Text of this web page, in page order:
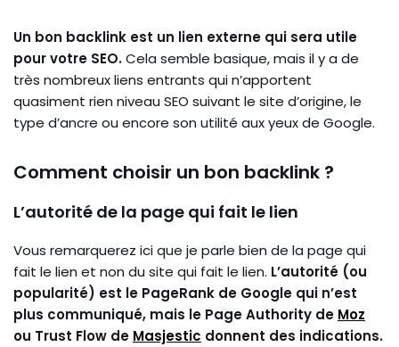
Un bon backlink est un lien externe qui sera utile
pour votre SEO.Cela semble basique, mais il y a de
très nombreux liens entrants qui n’apportent
quasiment rien niveau SEO suivant le site d’origine, le
type d’ancre ou encore son utilité aux yeux de Google.
Comment choisir un bon backlink ?
L’autorité de la page qui fait le lien
Vous remarquerez ici que je parle bien de la page qui
fait le lien et non du site qui fait le lien. L’autorité (ou
popularité) est le PageRank de Google qui n’est
plus communiqué, mais le Page Authority de Moz
ou Trust Flow de Masjestic donnent des indications.